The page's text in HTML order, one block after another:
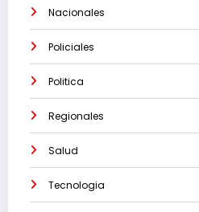
Nacionales
Policiales
Politica
Regionales
Salud
Tecnologia